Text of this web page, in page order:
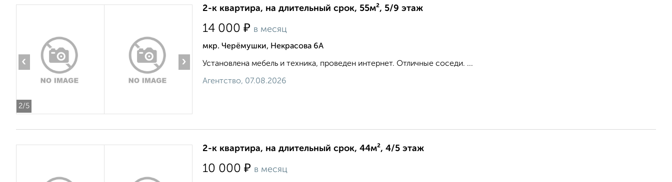
2/5
‹ ›
2-к квартира, на длительный срок, 55м², 5/9 этаж
14 000 ₽ в месяц
мкр. Черёмушки, Некрасова 6А
Установлена мебель и техника, проведен интернет. Отличные соседи. ...
Агентство, 07.08.2026
2-к квартира, на длительный срок, 44м², 4/5 этаж
10 000 ₽ в месяц